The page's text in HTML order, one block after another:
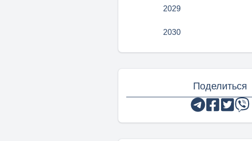
2029
2030
Поделиться